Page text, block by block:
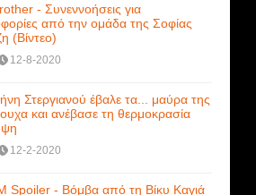
- Συνεννοήσεις για
από την ομάδα της Σοφίας
(Βίντεο)
12-8-2020
Στεργιανού έβαλε τα... μαύρα της
και ανέβασε τη θερμοκρασία
12-2-2020
Spoiler - Βόμβα από τη Βίκυ Καγιά